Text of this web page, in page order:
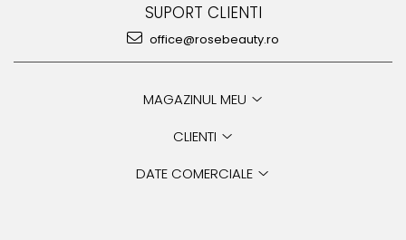
SUPORT CLIENTI
office@rosebeauty.ro
MAGAZINUL MEU
CLIENTI
DATE COMERCIALE